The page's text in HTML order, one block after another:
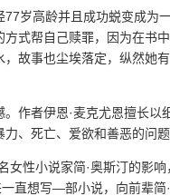
岁高龄并且成功蜕变成为
式帮自己赎罪，因为在书
故事也尘埃落定，纵然她
。作者伊恩·麦克尤恩擅长
、死亡、爱欲和善恶的问
女性小说家简·奥斯汀的影
直想写—部小说，向前辈